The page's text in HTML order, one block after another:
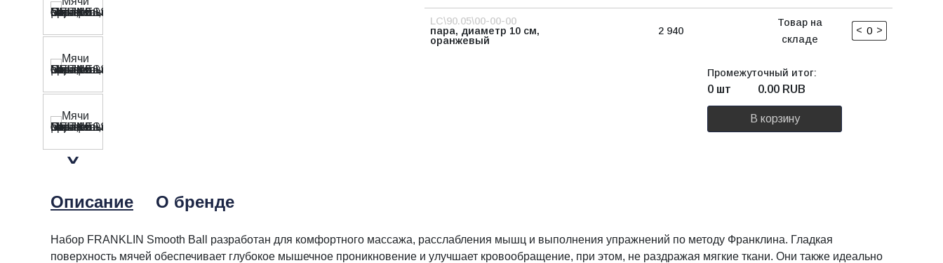
LC\90.05\00-00-00
пара, диаметр 10 см,
оранжевый
2 940
Товар на
складе
< >
Промежуточный итог:
0 шт 0.00 RUB
В корзину
Описание О бренде
Набор FRANKLIN Smooth Ball разработан для комфортного массажа, расслабления мышц и выполнения упражнений по методу Франклина. Гладкая
поверхность мячей обеспечивает глубокое мышечное проникновение и улучшает кровообращение, при этом, не раздражая мягкие ткани. Они также идеально